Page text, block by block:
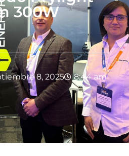
300W
8, 2025 8:44 am